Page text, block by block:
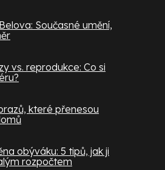
Současné umění,
vs. reprodukce: Co si
které přenesou
obýváku: 5 tipů, jak ji
rozpočtem